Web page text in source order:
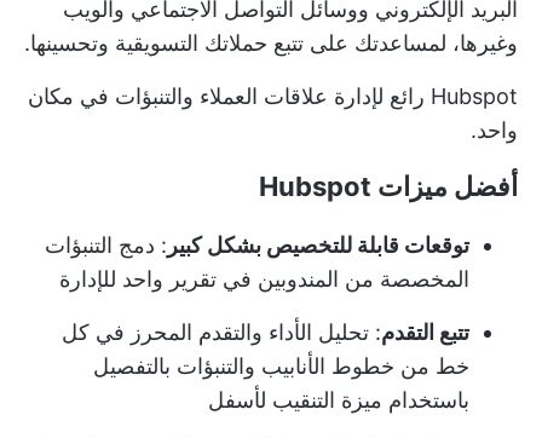
البريد الإلكتروني ووسائل التواصل الاجتماعي والويب
وغيرها، لمساعدتك على تتبع حملاتك التسويقية وتحسينها.
Hubspot رائع لإدارة علاقات العملاء والتنبؤات في مكان
واحد.
أفضل ميزات Hubspot
توقعات قابلة للتخصيص بشكل كبير : دمج التنبؤات
المخصصة من المندوبين في تقرير واحد للإدارة
تتبع التقدم: تحليل الأداء والتقدم المحرز في كل
خط من خطوط الأنابيب والتنبؤات بالتفصيل
باستخدام ميزة التنقيب لأسفل